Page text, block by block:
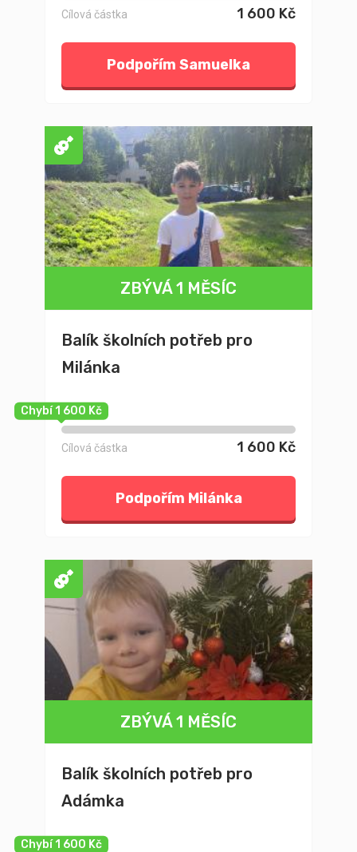
Cílová částka 1 600 Kč
Podpořím Samuelka
ZBÝVÁ 1 MĚSÍC
Balík školních potřeb pro
Milánka
Chybí 1 600 Kč
Cílová částka 1 600 Kč
Podpořím Milánka
ZBÝVÁ 1 MĚSÍC
Balík školních potřeb pro
Adámka
Chybí 1 600 Kč